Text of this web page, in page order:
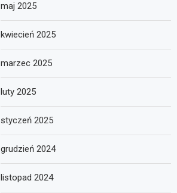
maj 2025
kwiecień 2025
marzec 2025
luty 2025
styczeń 2025
grudzień 2024
listopad 2024